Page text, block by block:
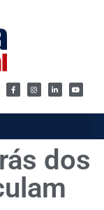
dos